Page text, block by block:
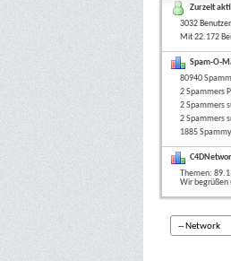
Zurzeit
3032
Mit 22.172
Spam-O-
80940
2 Spammers
2 Spammers
2 Spammers
1885
Themen
Wir begrüßen